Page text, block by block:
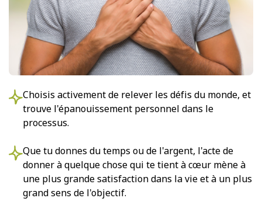
Choisis activement de relever les défis du monde, et
trouve l'épanouissement personnel dans le
processus.
Que tu donnes du temps ou de l'argent, l'acte de
donner à quelque chose qui te tient à cœur mène à
une plus grande satisfaction dans la vie et à un plus
grand sens de l'objectif.